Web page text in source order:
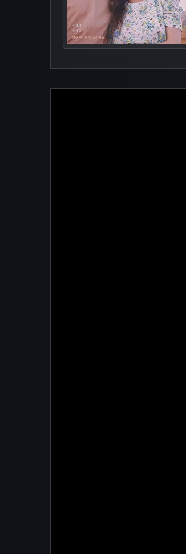
Episo